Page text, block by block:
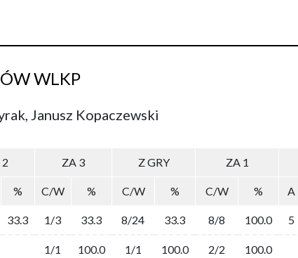
WLKP
Janusz Kopaczewski
ZA 3 Z GRY ZA 1
% C/W % C/W % C/W % A
33.3 1/3 33.3 8/24 33.3 8/8 100.0 5
1/1 100.0 1/1 100.0 2/2 100.0